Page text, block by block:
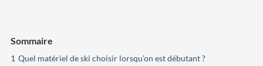
Sommaire
1 Quel matériel de ski choisir lorsqu’on est débutant ?